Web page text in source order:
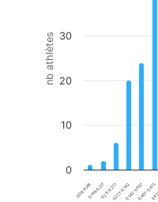
nb athlètes
0.08-0.146 0.211-0.277 0.342-0.407
0.146-0.211 0.277-0.342 0.407-0.473
0
10
20
30